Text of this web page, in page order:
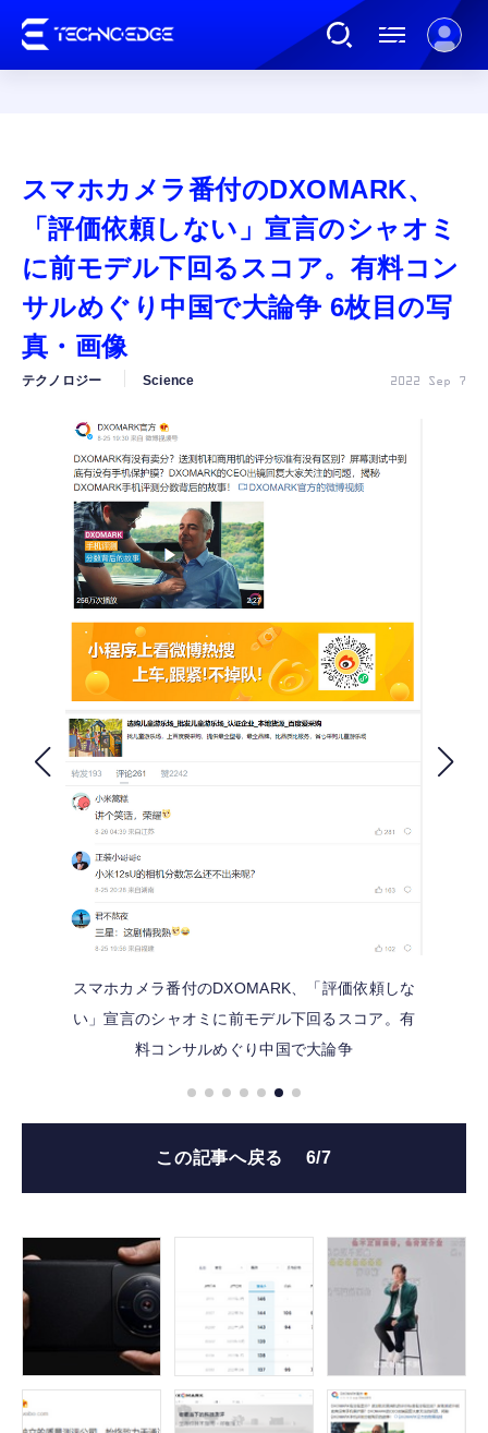
ガジェット
公式ストア
FOLLOW US
スマホカメラ番付のDXOMARK、
「評価依頼しない」宣言のシャオミ
に前モデル下回るスコア。有料コン
サルめぐり中国で大論争 6枚目の写
真・画像
テクノロジー Science 2022 Sep 7
スマホカメラ番付のDXOMARK、「評価依頼しな
い」宣言のシャオミに前モデル下回るスコア。有
料コンサルめぐり中国で大論争
この記事へ戻る 6/7